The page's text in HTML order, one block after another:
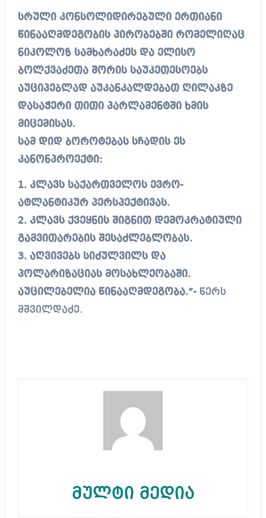
სრული კონსოლიდირებული ერთიანი
წინააღმდეგობის პირობებში რომელიღაც
ნიკოლოზ სამხარაძეს და ელისო
ბოლქვაძეთა შორის საუკეთესოებს
აუციპებლად აუკანკალდებათ ღილაკზე
დასაჭერი თითი პარლამენტში ხმის
მიცემისას.
სამ დიდ ბოროტებას სჩადის ეს
კანონპროექტი:
1. კლავს საქართველოს ევრო-
ატლანტიკურ პერსპექტივას.
2. კლავს ქვეყნის შიგნით დემოკრატიული
გამვითარების შესაძლებლობას.
3. აღვივებს სიძულვილს და
პოლარიზაციას მოსახლეობაში.
აუცილებელია წინააღმდეგობა.”-წერს
მშვილდაძე.
მულტი მედია